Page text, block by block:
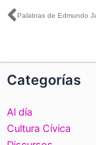
Ant
Categorías
Al día
Cultura Cívica